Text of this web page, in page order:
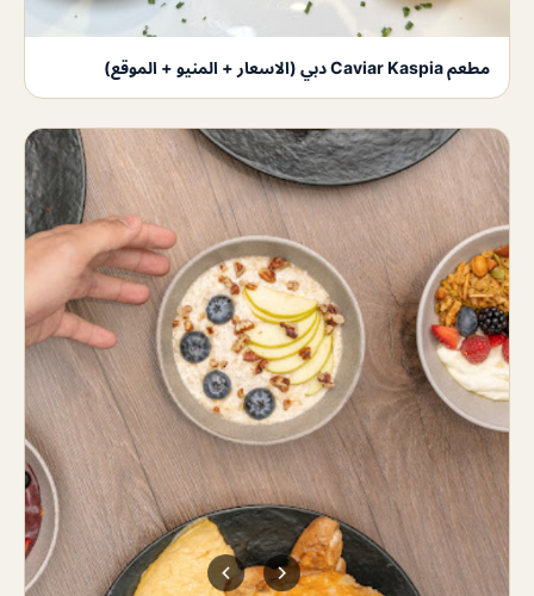
مطعم Caviar Kaspia دبي (الاسعار + المنيو + الموقع)